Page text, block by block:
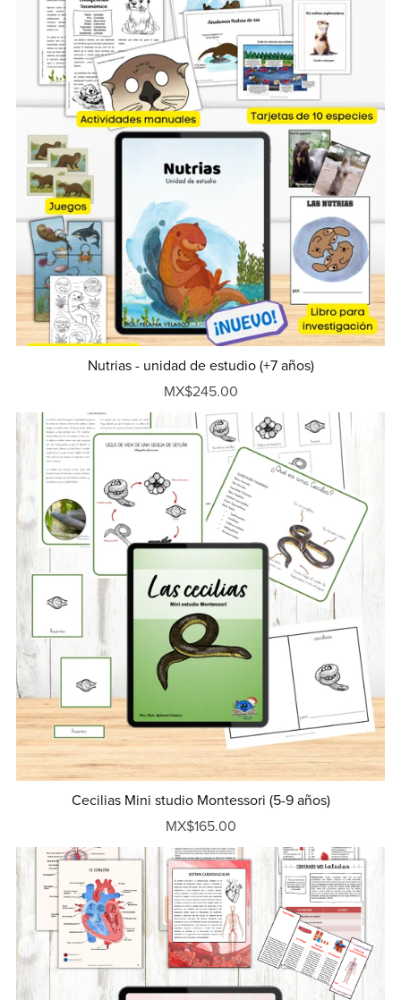
Nutrias - unidad de estudio (+7 años)
MX$245.00
Cecilias Mini studio Montessori (5-9 años)
MX$165.00